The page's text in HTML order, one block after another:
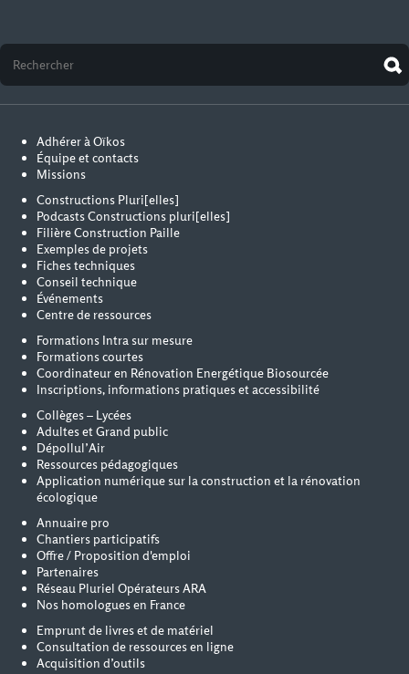
Adhérer à Oïkos
Équipe et contacts
Missions
Constructions Pluri[elles]
Podcasts Constructions pluri[elles]
Filière Construction Paille
Exemples de projets
Fiches techniques
Conseil technique
Événements
Centre de ressources
Formations Intra sur mesure
Formations courtes
Coordinateur en Rénovation Energétique Biosourcée
Inscriptions, informations pratiques et accessibilité
Collèges – Lycées
Adultes et Grand public
Dépollul’Air
Ressources pédagogiques
Application numérique sur la construction et la rénovation
écologique
Annuaire pro
Chantiers participatifs
Offre / Proposition d'emploi
Partenaires
Réseau Pluriel Opérateurs ARA
Nos homologues en France
Emprunt de livres et de matériel
Consultation de ressources en ligne
Acquisition d’outils